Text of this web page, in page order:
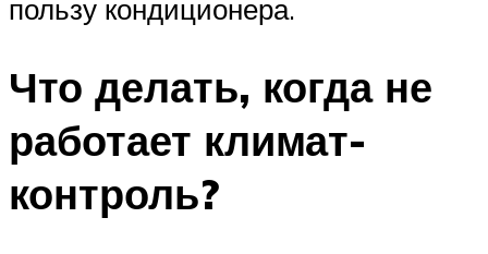
пользу кондиционера.
Что делать, когда не
работает климат-
контроль?